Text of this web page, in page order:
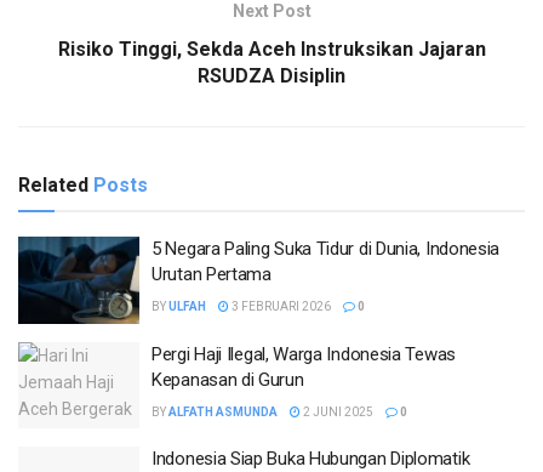
Next Post
Risiko Tinggi, Sekda Aceh Instruksikan Jajaran
RSUDZA Disiplin
Related Posts
5 Negara Paling Suka Tidur di Dunia, Indonesia
Urutan Pertama
BYULFAH 3 FEBRUARI 2026 0
Pergi Haji Ilegal, Warga Indonesia Tewas
Kepanasan di Gurun
BYALFATH ASMUNDA 2 JUNI 2025 0
Indonesia Siap Buka Hubungan Diplomatik